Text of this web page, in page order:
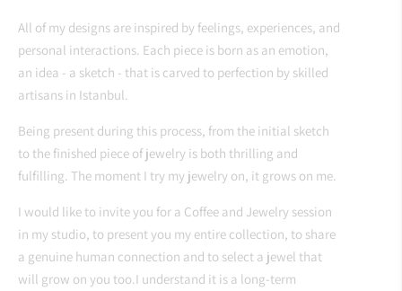
All of my designs are inspired by feelings, experiences, and
personal interactions. Each piece is born as an emotion,
an idea - a sketch - that is carved to perfection by skilled
artisans in Istanbul.
Being present during this process, from the initial sketch
to the finished piece of jewelry is both thrilling and
fulfilling. The moment I try my jewelry on, it grows on me.
I would like to invite you for a Coffee and Jewelry session
in my studio, to present you my entire collection, to share
a genuine human connection and to select a jewel that
will grow on you too.I understand it is a long-term